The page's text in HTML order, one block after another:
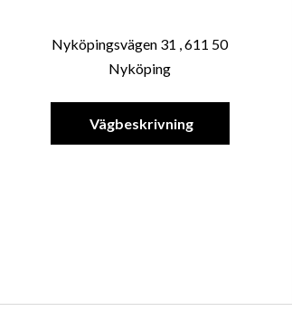
Nyköpingsvägen 31 , 611 50
Nyköping
Vägbeskrivning